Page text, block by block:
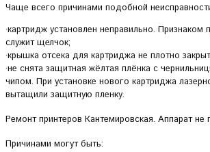
Чаще всего причинами подобной
·картридж установлен неправильно. Признаком
служит щелчок;
·крышка отсека для картриджа не плотно
·не снята защитная жёлтая плёнка с
чипом. При установке нового картриджа
вытащили защитную пленку.
Ремонт принтеров Кантемировская. Аппарат не
Причинами могут быть: